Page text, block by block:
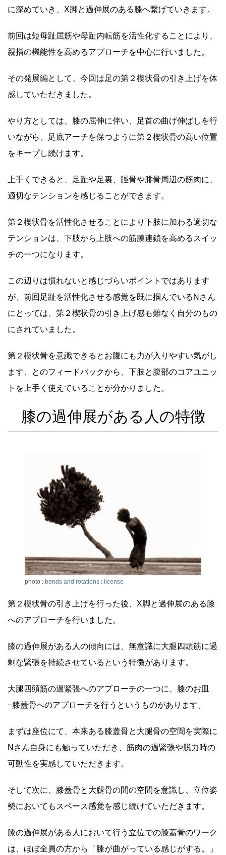
に深めていき、X脚と過伸展のある膝へ繋げていきます。
前回は短母趾屈筋や母趾内転筋を活性化することにより、
親指の機能性を高めるアプローチを中心に行いました。
その発展編として、今回は足の第２楔状骨の引き上げを体
感していただきました。
やり方としては、膝の屈伸に伴い、足首の曲げ伸ばしを行
いながら、足底アーチを保つように第２楔状骨の高い位置
をキープし続けます。
上手くできると、足趾や足裏、脛骨や腓骨周辺の筋肉に、
適切なテンションを感じることができます。
第２楔状骨を活性化させることにより下肢に加わる適切な
テンションは、下肢から上肢への筋膜連鎖を高めるスイッ
チの一つになります。
この辺りは慣れないと感じづらいポイントではあります
が、前回足趾を活性化させる感覚を既に掴んでいるNさん
にとっては、第２楔状骨の引き上げ感も難なく自分のもの
にされていました。
第２楔状骨を意識できるとお腹にも力が入りやすい気がし
ます、とのフィードバックから、下肢と腹部のコアユニッ
トを上手く使えていることが分かりました。
膝の過伸展がある人の特徴
photo : bends and rotations : license
第２楔状骨の引き上げを行った後、X脚と過伸展のある膝
へのアプローチを行いました。
膝の過伸展がある人の傾向には、無意識に大腿四頭筋に過
剰な緊張を持続させているという特徴があります。
大腿四頭筋の過緊張へのアプローチの一つに、膝のお皿
−膝蓋骨へのアプローチを行うというものがあります。
まずは座位にて、本来ある膝蓋骨と大腿骨の空間を実際に
Nさん自身にも触っていただき、筋肉の過緊張や脱力時の
可動性を実感していただきます。
そして次に、膝蓋骨と大腿骨の間の空間を意識し、立位姿
勢においてもスペース感覚を感じ続けていただきます。
膝の過伸展がある人において行う立位での膝蓋骨のワーク
は、ほぼ全員の方から「膝が曲がっている感じがする。」